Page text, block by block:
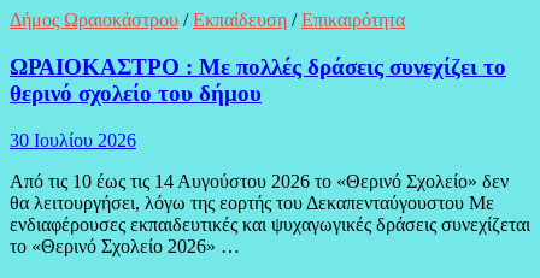
Δήμος Ωραιοκάστρου /Εκπαίδευση /Επικαιρότητα
ΩΡΑΙΟΚΑΣΤΡΟ : Με πολλές δράσεις συνεχίζει το
θερινό σχολείο του δήμου
30 Ιουλίου 2026
Από τις 10 έως τις 14 Αυγούστου 2026 το «Θερινό Σχολείο» δεν
θα λειτουργήσει, λόγω της εορτής του Δεκαπενταύγουστου Με
ενδιαφέρουσες εκπαιδευτικές και ψυχαγωγικές δράσεις συνεχίζεται
το «Θερινό Σχολείο 2026» …